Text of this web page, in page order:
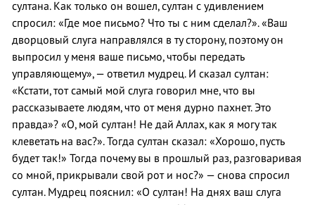
султана. Как только он вошел, султан с удивлением
спросил: «Где мое письмо? Что ты с ним сделал?». «Ваш
дворцовый слуга направлялся в ту сторону, поэтому он
выпросил у меня ваше письмо, чтобы передать
управляющему», — ответил мудрец. И сказал султан:
«Кстати, тот самый мой слуга говорил мне, что вы
рассказываете людям, что от меня дурно пахнет. Это
правда»? «О, мой султан! Не дай Аллах, как я могу так
клеветать на вас?». Тогда султан сказал: «Хорошо, пусть
будет так!» Тогда почему вы в прошлый раз, разговаривая
со мной, прикрывали свой рот и нос?» — снова спросил
султан. Мудрец пояснил: «О султан! На днях ваш слуга